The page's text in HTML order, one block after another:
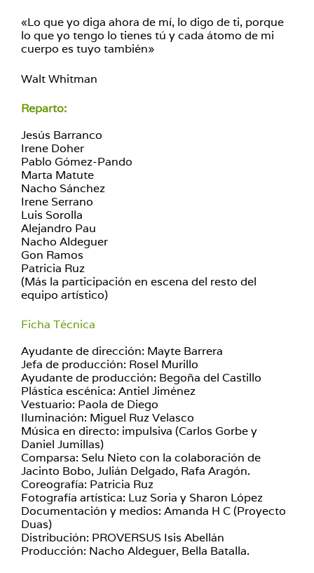
«Lo que yo diga ahora de mí, lo digo de ti, porque
lo que yo tengo lo tienes tú y cada átomo de mi
cuerpo es tuyo también»
Walt Whitman
Reparto:
Jesús Barranco
Irene Doher
Pablo Gómez-Pando
Marta Matute
Nacho Sánchez
Irene Serrano
Luis Sorolla
Alejandro Pau
Nacho Aldeguer
Gon Ramos
Patricia Ruz
(Más la participación en escena del resto del
equipo artístico)
Ficha Técnica
Ayudante de dirección: Mayte Barrera
Jefa de producción: Rosel Murillo
Ayudante de producción: Begoña del Castillo
Plástica escénica: Antiel Jiménez
Vestuario: Paola de Diego
Iluminación: Miguel Ruz Velasco
Música en directo: impulsiva (Carlos Gorbe y
Daniel Jumillas)
Comparsa: Selu Nieto con la colaboración de
Jacinto Bobo, Julián Delgado, Rafa Aragón.
Coreografía: Patricia Ruz
Fotografía artística: Luz Soria y Sharon López
Documentación y medios: Amanda H C (Proyecto
Duas)
Distribución: PROVERSUS Isis Abellán
Producción: Nacho Aldeguer, Bella Batalla.